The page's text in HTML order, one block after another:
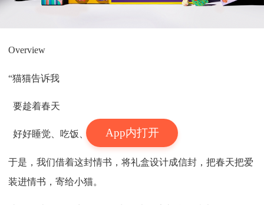
App内打开
Overview
“猫猫告诉我
要趁着春天
好好睡觉、吃饭、发呆、去看花”
于是，我们借着这封情书，将礼盒设计成信封，把春天把爱
装进情书，寄给小猫。